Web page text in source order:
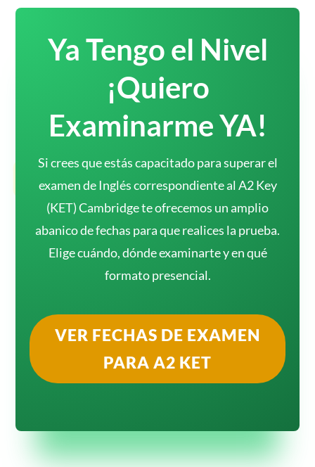
Ya Tengo el Nivel
¡Quiero
Examinarme YA!
Si crees que estás capacitado para superar el
examen de Inglés correspondiente al A2 Key
(KET) Cambridge te ofrecemos un amplio
abanico de fechas para que realices la prueba.
Elige cuándo, dónde examinarte y en qué
formato presencial.
VER FECHAS DE EXAMEN
PARA A2 KET